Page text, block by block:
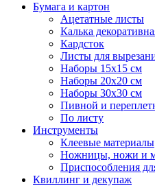
Бумага и картон
Ацетатные листы
Калька
Кардсток
Листы для
Наборы 15х15 см
Наборы 20х20 см
Наборы 30х30 см
Пивной и
По листу
Инструменты
Клеевые материалы
Ножницы, ножи и
Приспособления
Квиллинг и декупаж